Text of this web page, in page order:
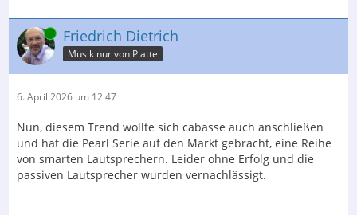
Online Friedrich Dietrich
Musik nur von Platte
6. April 2026 um 12:47
Nun, diesem Trend wollte sich cabasse auch anschließen
und hat die Pearl Serie auf den Markt gebracht, eine Reihe
von smarten Lautsprechern. Leider ohne Erfolg und die
passiven Lautsprecher wurden vernachlässigt.